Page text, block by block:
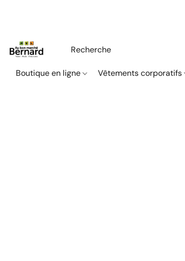
Boutique en ligne Vêtements corporatifs